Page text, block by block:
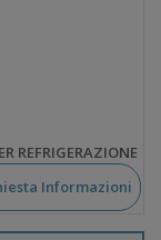
REFRIGERAZIONE
Informazioni